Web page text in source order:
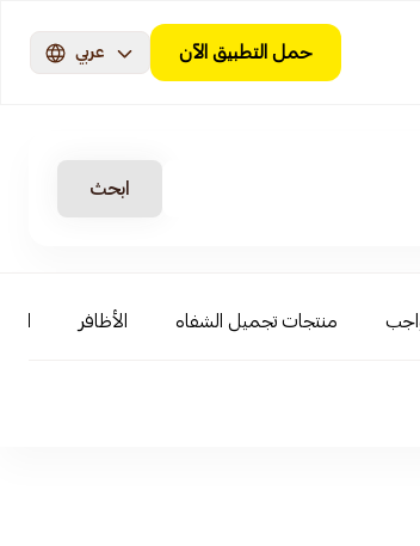
حمل التطبيق الآن عربي
ابحث
منتجات تجميل الشفاه الأظافر